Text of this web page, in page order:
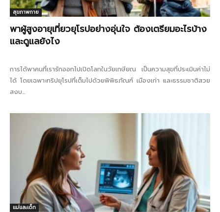
สุขภาพกาย
พาผู้สูงอายุเที่ยวยุโรปอย่างอุ่นใจ ต้องเตรียมอะไรบ้าง
และดูแลยังไง
การได้พาคนที่เรารักออกไปเปิดโลกในวัยเกษียณ เป็นความสุขที่ประเมินค่าไม่
ได้ โดยเฉพาะทริปยุโรปที่เต็มไปด้วยพิพิธภัณฑ์ เมืองเก่า และธรรมชาติสวย
สงบ...
แม่และเด็ก